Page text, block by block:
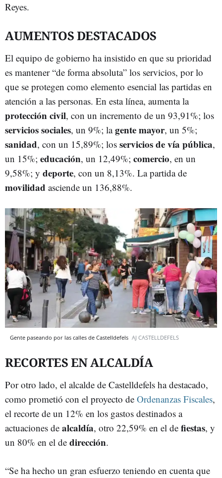
Reyes.
AUMENTOS DESTACADOS
El equipo de gobierno ha insistido en que su prioridad
es mantener “de forma absoluta” los servicios, por lo
que se protegen como elemento esencial las partidas en
atención a las personas. En esta línea, aumenta la
protección civil, con un incremento de un 93,91%; los
servicios sociales, un 9%; lagente mayor, un 5%;
sanidad, con un 15,89%; los servicios de vía pública,
un 15%; educación, un 12,49%; comercio, en un
9,58%; y deporte, con un 8,13%. La partida de
movilidad asciende un 136,88%.
Gente paseando por las calles de Castelldefels AJ CASTELLDEFELS
RECORTES EN ALCALDÍA
Por otro lado, el alcalde de Castelldefels ha destacado,
como prometió con el proyecto de Ordenanzas Fiscales,
el recorte de un 12% en los gastos destinados a
actuaciones de alcaldía, otro 22,59% en el de fiestas, y
un 80% en el de dirección.
“Se ha hecho un gran esfuerzo teniendo en cuenta que